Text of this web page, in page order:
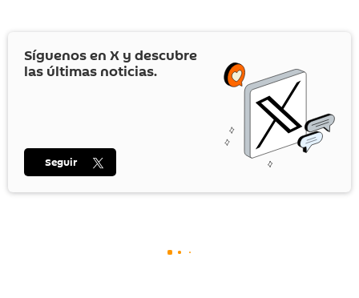
Síguenos en X y descubre
las últimas noticias.
Seguir